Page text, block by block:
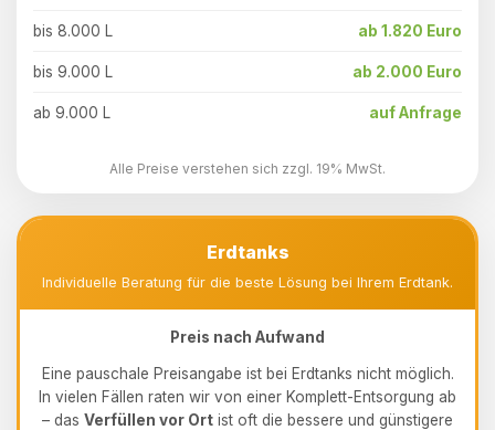
bis 8.000 L ab 1.820 Euro
bis 9.000 L ab 2.000 Euro
ab 9.000 L auf Anfrage
Alle Preise verstehen sich zzgl. 19% MwSt.
Erdtanks
Individuelle Beratung für die beste Lösung bei Ihrem Erdtank.
Preis nach Aufwand
Eine pauschale Preisangabe ist bei Erdtanks nicht möglich.
In vielen Fällen raten wir von einer Komplett-Entsorgung ab
– das Verfüllen vor Ort ist oft die bessere und günstigere